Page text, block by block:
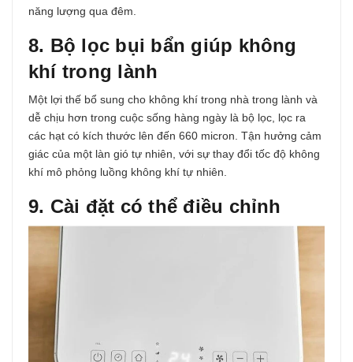
năng lượng qua đêm.
8. Bộ lọc bụi bẩn giúp không
khí trong lành
Một lợi thế bổ sung cho không khí trong nhà trong lành và
dễ chịu hơn trong cuộc sống hàng ngày là bộ lọc, lọc ra
các hạt có kích thước lên đến 660 micron. Tận hưởng cảm
giác của một làn gió tự nhiên, với sự thay đổi tốc độ không
khí mô phỏng luồng không khí tự nhiên.
9. Cài đặt có thể điều chỉnh